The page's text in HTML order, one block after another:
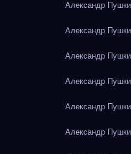
Александр
Александр
Александр
Александр
Александр
Александр